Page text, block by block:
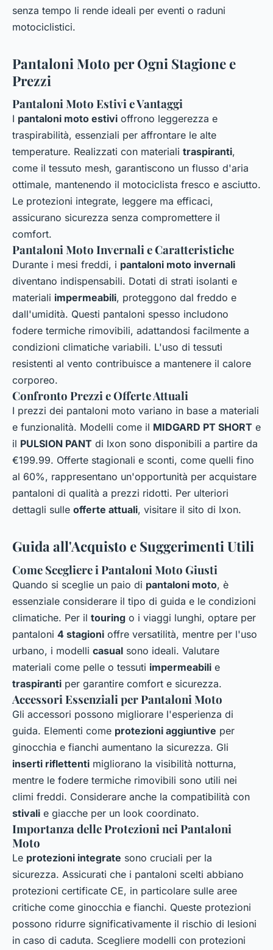
senza tempo li rende ideali per eventi o raduni
motociclistici.
Pantaloni Moto per Ogni Stagione e
Prezzi
Pantaloni Moto Estivi e Vantaggi
I pantaloni moto estivi offrono leggerezza e
traspirabilità, essenziali per affrontare le alte
temperature. Realizzati con materiali traspiranti,
come il tessuto mesh, garantiscono un flusso d'aria
ottimale, mantenendo il motociclista fresco e asciutto.
Le protezioni integrate, leggere ma efficaci,
assicurano sicurezza senza compromettere il
comfort.
Pantaloni Moto Invernali e Caratteristiche
Durante i mesi freddi, i pantaloni moto invernali
diventano indispensabili. Dotati di strati isolanti e
materiali impermeabili, proteggono dal freddo e
dall'umidità. Questi pantaloni spesso includono
fodere termiche rimovibili, adattandosi facilmente a
condizioni climatiche variabili. L'uso di tessuti
resistenti al vento contribuisce a mantenere il calore
corporeo.
Confronto Prezzi e Offerte Attuali
I prezzi dei pantaloni moto variano in base a materiali
e funzionalità. Modelli come il MIDGARD PT SHORT e
il PULSION PANT di Ixon sono disponibili a partire da
€199.99. Offerte stagionali e sconti, come quelli fino
al 60%, rappresentano un'opportunità per acquistare
pantaloni di qualità a prezzi ridotti. Per ulteriori
dettagli sulle offerte attuali, visitare il sito di Ixon.
Guida all'Acquisto e Suggerimenti Utili
Come Scegliere i Pantaloni Moto Giusti
Quando si sceglie un paio di pantaloni moto, è
essenziale considerare il tipo di guida e le condizioni
climatiche. Per il touring o i viaggi lunghi, optare per
pantaloni 4 stagioni offre versatilità, mentre per l'uso
urbano, i modelli casual sono ideali. Valutare
materiali come pelle o tessuti impermeabili e
traspiranti per garantire comfort e sicurezza.
Accessori Essenziali per Pantaloni Moto
Gli accessori possono migliorare l'esperienza di
guida. Elementi come protezioni aggiuntive per
ginocchia e fianchi aumentano la sicurezza. Gli
inserti riflettenti migliorano la visibilità notturna,
mentre le fodere termiche rimovibili sono utili nei
climi freddi. Considerare anche la compatibilità con
stivali e giacche per un look coordinato.
Importanza delle Protezioni nei Pantaloni
Moto
Le protezioni integrate sono cruciali per la
sicurezza. Assicurati che i pantaloni scelti abbiano
protezioni certificate CE, in particolare sulle aree
critiche come ginocchia e fianchi. Queste protezioni
possono ridurre significativamente il rischio di lesioni
in caso di caduta. Scegliere modelli con protezioni